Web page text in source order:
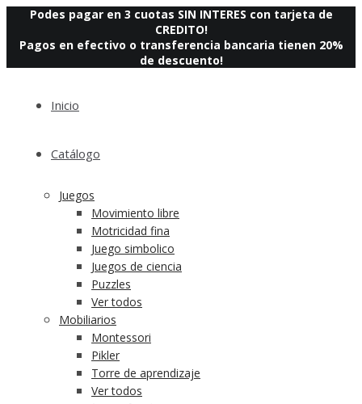
Podes pagar en 3 cuotas SIN INTERES con tarjeta de
CREDITO!
Pagos en efectivo o transferencia bancaria tienen 20%
de descuento!
Inicio
Catálogo
Juegos
Movimiento libre
Motricidad fina
Juego simbolico
Juegos de ciencia
Puzzles
Ver todos
Mobiliarios
Montessori
Pikler
Torre de aprendizaje
Ver todos